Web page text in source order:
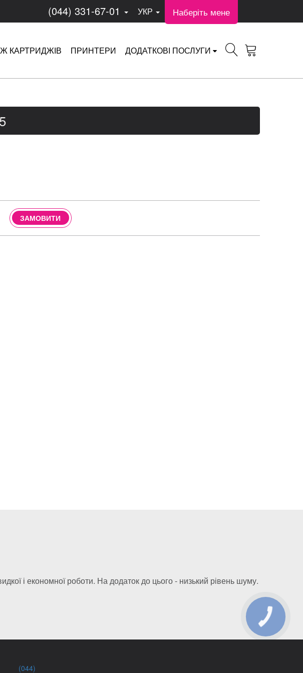
(044) 331-67-01 УКР Наберіть мене
КАРТРИДЖІВ ПРИНТЕРИ ДОДАТКОВІ ПОСЛУГИ
ЗАМОВИТИ
і економної роботи. На додаток до цього - низький рівень шуму.
(044)
КНОПКА
ЗВ'ЯЗКУ